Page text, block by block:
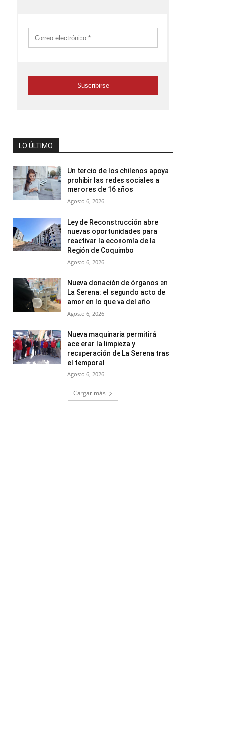
LO ÚLTIMO
Un tercio de los chilenos apoya
prohibir las redes sociales a
menores de 16 años
Agosto 6, 2026
Ley de Reconstrucción abre
nuevas oportunidades para
reactivar la economía de la
Región de Coquimbo
Agosto 6, 2026
Nueva donación de órganos en
La Serena: el segundo acto de
amor en lo que va del año
Agosto 6, 2026
Nueva maquinaria permitirá
acelerar la limpieza y
recuperación de La Serena tras
el temporal
Agosto 6, 2026
Cargar más